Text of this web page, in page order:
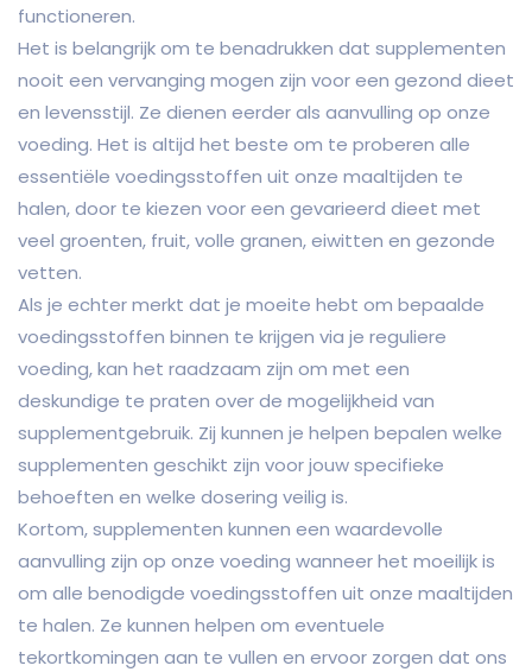
functioneren.
Het is belangrijk om te benadrukken dat supplementen
nooit een vervanging mogen zijn voor een gezond dieet
en levensstijl. Ze dienen eerder als aanvulling op onze
voeding. Het is altijd het beste om te proberen alle
essentiële voedingsstoffen uit onze maaltijden te
halen, door te kiezen voor een gevarieerd dieet met
veel groenten, fruit, volle granen, eiwitten en gezonde
vetten.
Als je echter merkt dat je moeite hebt om bepaalde
voedingsstoffen binnen te krijgen via je reguliere
voeding, kan het raadzaam zijn om met een
deskundige te praten over de mogelijkheid van
supplementgebruik. Zij kunnen je helpen bepalen welke
supplementen geschikt zijn voor jouw specifieke
behoeften en welke dosering veilig is.
Kortom, supplementen kunnen een waardevolle
aanvulling zijn op onze voeding wanneer het moeilijk is
om alle benodigde voedingsstoffen uit onze maaltijden
te halen. Ze kunnen helpen om eventuele
tekortkomingen aan te vullen en ervoor zorgen dat ons